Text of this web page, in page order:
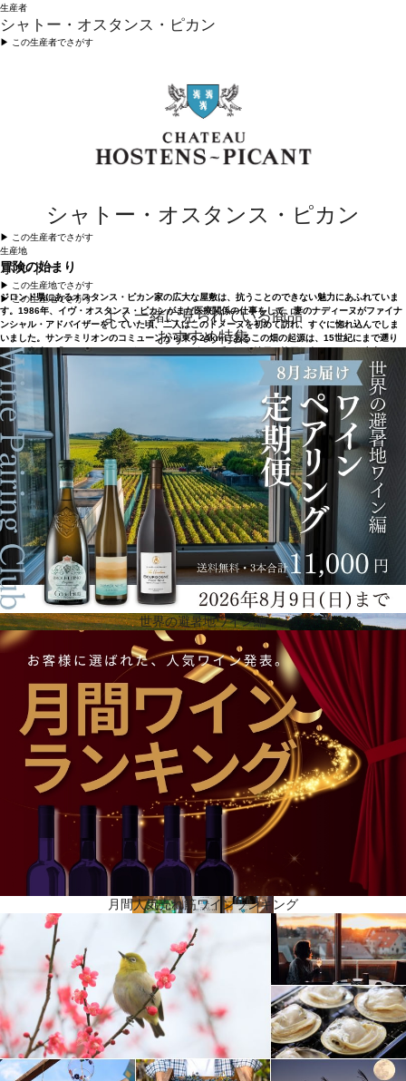
生産者
シャトー・オスタンス・ピカン
▶︎ この生産者でさがす
シャトー・オスタンス・ピカン
冒険の始まり
ジロンド県にあるオスタンス・ピカン家の広大な屋敷は、抗うことのできない魅力にあふれていま
す。1986年、イヴ・オスタンス・ピカンがまだ医療関係の仕事をして、妻のナディーヌがファイナ
ンシャル・アドバイザーをしていた頃、二人はこのドメーヌを初めて訪れ、すぐに惚れ込んでしま
いました。サンテミリオンのコミューンから東へ24kmにあるこの畑の起源は、15世紀にまで遡り
ます。当時は「ドメーヌ・ド・グランジュヌーヴ」と呼ばれ、地元の協同組合がワインを生産して
いました。イヴとナディーンの訪問は、新たな冒険の始まりとなりました。イヴとナディーヌは試
行錯誤の末、1990年にワイナリー、倉庫、セラーを建設しました。ここからシャトー・オスタン
ス・ピカンのファースト・ヴィンテージが産声を上げたのです。夫妻は、1937年に初めて造られ、
その後使われなくなったサント・フォワ・ボルドーのアペラシオンを復活させました。
アペラシオンの枠を超えたブランド
長年にわたる入念な検討と献身的な作業により、アペラシオンの枠を超えたブランド構築を目指し
てしてきました。彼らは、テロワール固有の特徴を尊重しながら、ワイン醸造技術を常に改善し、
機敏で柔軟であるよう努力しています。粘土の力、フリント（火打石）の鋭さ、石灰岩の上品さを
併せ持つこの素晴らしいテロワールのポテンシャルを最大限に引き出すため、全力を尽くしていま
す。シャトー・オスタンス・ピカンは、力強く、温かく、バランスの取れた、フレッシュで緊張感
のある、よく熟成するワインを造っています。
今日のシャトー・オスタン・ピカン
2004年にステファン・ドゥルノンクールが畑のチーフコンサルタントに就任し、40ヘクタールの畑
の管理、醸造技術、工程の両面から大規模な 再構築の計画を行い、ヴィンテージごとに最良のバラ
▶︎ この生産者でさがす
生産地
ボルドー
▶︎ この生産地でさがす
▶︎ この生産地でさがす
よく一緒に見られている商品
おすすめ特集
世界の避暑地ワイン編
月間人気売れ筋ワインランキング